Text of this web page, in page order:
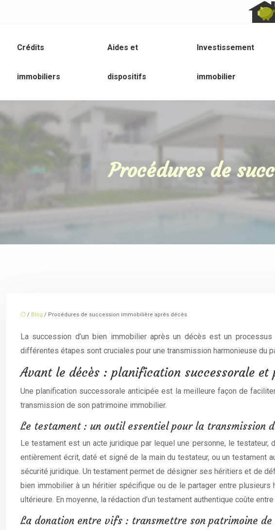
Crédits
immobiliers
Aides et
dispositifs
Investissement
immobilier
Procédures de
/ Blog / Procédures de succession immobilière après décès
La succession d’un bien immobilier après un décès est un
différentes étapes sont cruciales pour une transmission harmonieuse du
Avant le décès : planification successorale et
Une planification successorale anticipée est la meilleure façon de
transmission de son patrimoine immobilier.
Le testament : un outil essentiel pour la transmission
Le testament est un acte juridique par lequel une personne, le
entièrement écrit, daté et signé de la main du testateur, ou un testament
sécurité juridique. Un testament permet de désigner ses héritiers et de
bien immobilier à un héritier spécifique ou de le partager entre
ultérieure. En moyenne, la rédaction d’un testament authentique coûte
La donation entre vifs : transmettre son patrimoine